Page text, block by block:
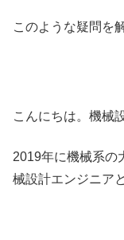
このような疑問を
こんにちは。機械
2019年に機械系の
械設計エンジニア